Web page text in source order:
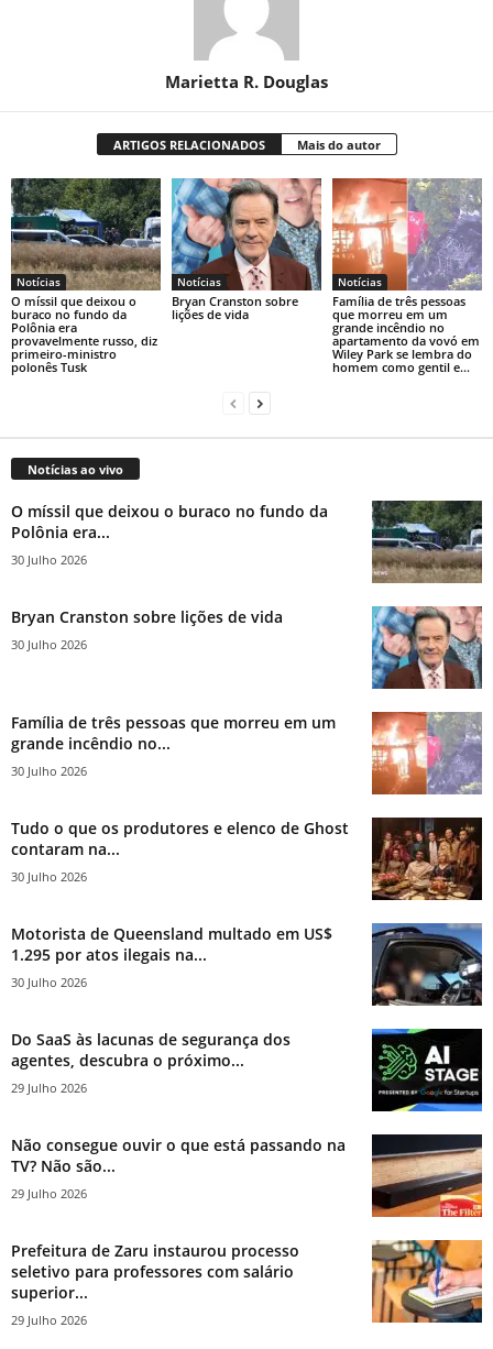
Marietta R. Douglas
ARTIGOS RELACIONADOS Mais do autor
Notícias
O míssil que deixou o
buraco no fundo da
Polônia era
provavelmente russo, diz
primeiro-ministro
polonês Tusk
Notícias
Bryan Cranston sobre
lições de vida
Notícias
Família de três pessoas
que morreu em um
grande incêndio no
apartamento da vovó em
Wiley Park se lembra do
homem como gentil e...
Notícias ao vivo
O míssil que deixou o buraco no fundo da
Polônia era...
30 Julho 2026
Bryan Cranston sobre lições de vida
30 Julho 2026
Família de três pessoas que morreu em um
grande incêndio no...
30 Julho 2026
Tudo o que os produtores e elenco de Ghost
contaram na...
30 Julho 2026
Motorista de Queensland multado em US$
1.295 por atos ilegais na...
30 Julho 2026
Do SaaS às lacunas de segurança dos
agentes, descubra o próximo...
29 Julho 2026
Não consegue ouvir o que está passando na
TV? Não são...
29 Julho 2026
Prefeitura de Zaru instaurou processo
seletivo para professores com salário
superior...
29 Julho 2026